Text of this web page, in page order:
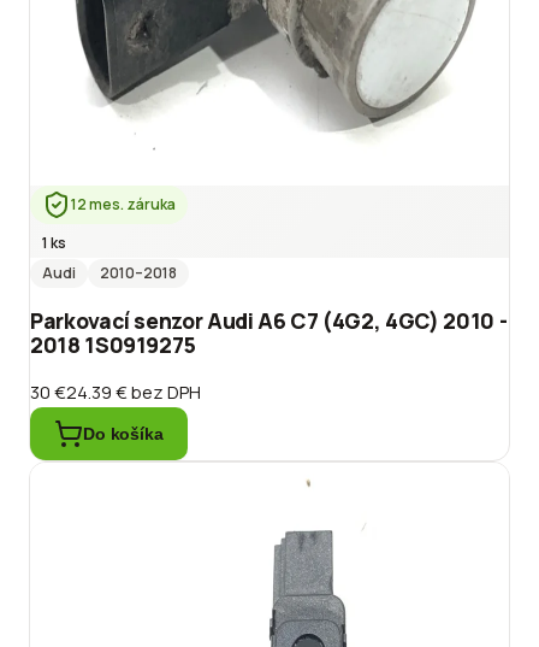
12 mes. záruka
1 ks
Audi
2010–2018
Parkovací senzor Audi A6 C7 (4G2, 4GC) 2010 -
2018 1S0919275
30 €24.39 €bez DPH
Do košíka